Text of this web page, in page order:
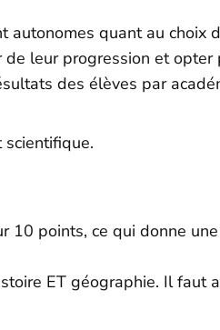
autonomes quant au choix
leur progression et opter
des élèves par
scientifique.
10 points, ce qui donne
ET géographie. Il faut